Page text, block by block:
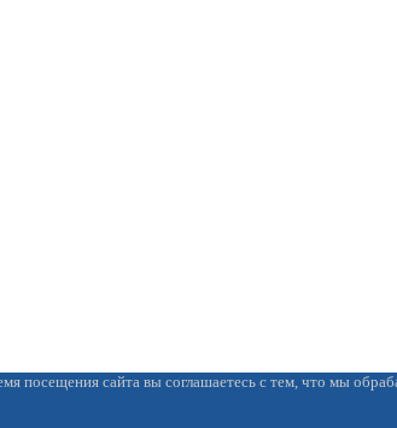
посещения сайта вы соглашаетесь с тем, что мы